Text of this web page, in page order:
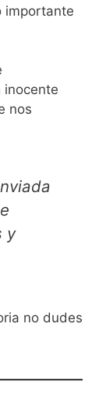
importante
inocente
nos
y
no dudes